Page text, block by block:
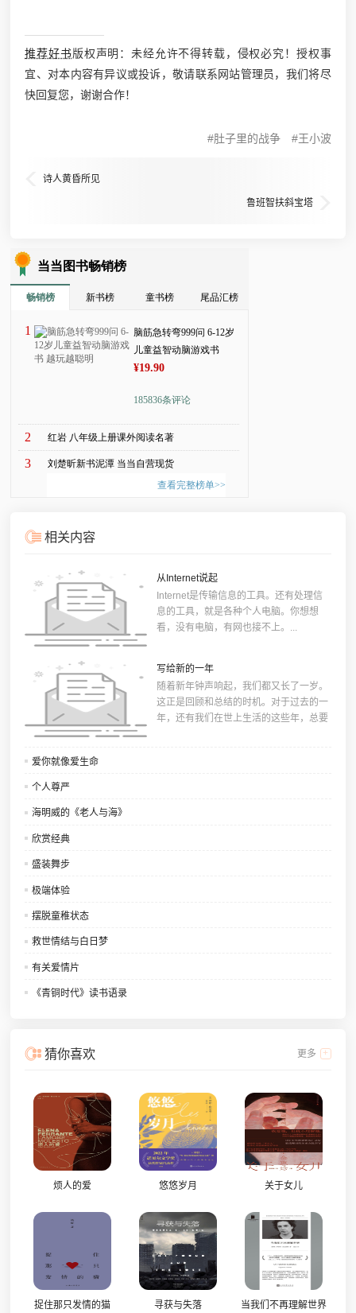
推荐好书版权声明：未经允许不得转载，侵权必究！授权事
宜、对本内容有异议或投诉，敬请联系网站管理员，我们将尽
快回复您，谢谢合作！
肚子里的战争 王小波
诗人黄昏所见
鲁班智扶斜宝塔
相关内容
从Internet说起
Internet是传输信息的工具。还有处理信
息的工具，就是各种个人电脑。你想想
看，没有电脑，有网也接不上。...
写给新的一年
随着新年钟声响起，我们都又长了一岁。
这正是回顾和总结的时机。对于过去的一
年，还有我们在世上生活的这些年，总要
爱你就像爱生命
个人尊严
海明威的《老人与海》
欣赏经典
盛装舞步
极端体验
摆脱童稚状态
救世情结与白日梦
有关爱情片
《青铜时代》读书语录
猜你喜欢 更多
烦人的爱 悠悠岁月 关于女儿
捉住那只发情的猫 寻获与失落 当我们不再理解世界